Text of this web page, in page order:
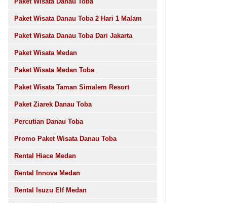
Paket Wisata Danau Toba 2 Hari 1 Malam
Paket Wisata Danau Toba Dari Jakarta
Paket Wisata Medan
Paket Wisata Medan Toba
Paket Wisata Taman Simalem Resort
Paket Ziarek Danau Toba
Percutian Danau Toba
Promo Paket Wisata Danau Toba
Rental Hiace Medan
Rental Innova Medan
Rental Isuzu Elf Medan